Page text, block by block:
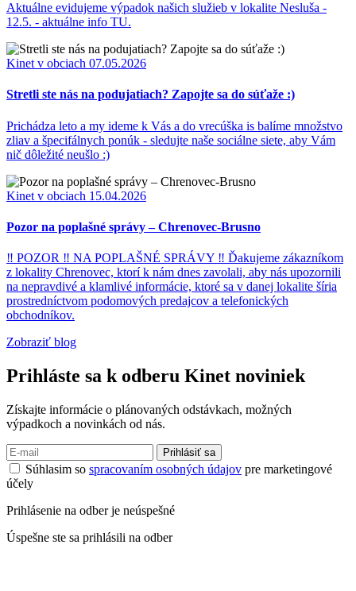
Aktuálne evidujeme výpadok našich služieb v lokalite Nesluša -
12.5. - aktuálne info TU.
Kinet v obciach 07.05.2026
Stretli ste nás na podujatiach? Zapojte sa do súťaže :)
Prichádza leto a my ideme k Vás a do vrecúška is balíme množstvo
zliav a špecifálnych ponúk - sledujte naše sociálne siete, aby Vám
nič dôležité neušlo :)
Kinet v obciach 15.04.2026
Pozor na poplašné správy – Chrenovec-Brusno
‼ POZOR ‼ NA POPLAŠNÉ SPRÁVY ‼ Ďakujeme zákazníkom
z lokality Chrenovec, ktorí k nám dnes zavolali, aby nás upozornili
na nepravdivé a klamlivé informácie, ktoré sa v danej lokalite šíria
prostredníctvom podomových predajcov a telefonických
obchodníkov.
Zobraziť blog
Prihláste sa k odberu Kinet noviniek
Získajte informácie o plánovaných odstávkach, možných
výpadkoch a novinkách od nás.
Prihlásiť sa
Súhlasim so spracovaním osobných údajov pre marketingové
účely
Prihlásenie na odber je neúspešné
Úspešne ste sa prihlásili na odber